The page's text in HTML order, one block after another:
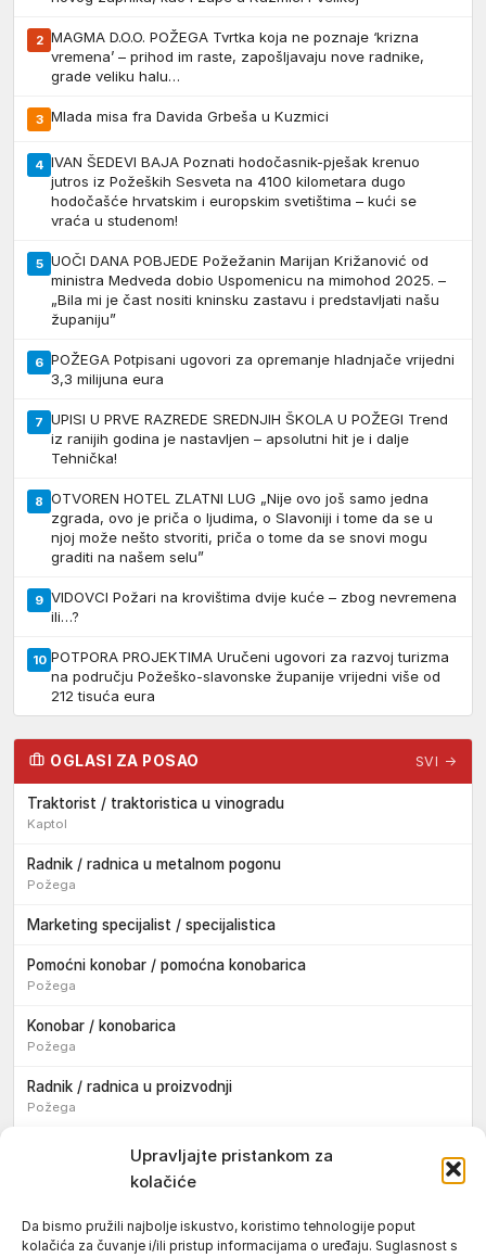
Upravljajte pristankom za
kolačiće
Da bismo pružili najbolje iskustvo, koristimo tehnologije poput
kolačića za čuvanje i/ili pristup informacijama o uređaju. Suglasnost s
2 MAGMA D.O.O. POŽEGA Tvrtka koja ne poznaje ‘krizna
vremena’ – prihod im raste, zapošljavaju nove radnike,
grade veliku halu…
3 Mlada misa fra Davida Grbeša u Kuzmici
4 IVAN ŠEDEVI BAJA Poznati hodočasnik-pješak krenuo
jutros iz Požeških Sesveta na 4100 kilometara dugo
hodočašće hrvatskim i europskim svetištima – kući se
vraća u studenom!
5 UOČI DANA POBJEDE Požežanin Marijan Križanović od
ministra Medveda dobio Uspomenicu na mimohod 2025. –
„Bila mi je čast nositi kninsku zastavu i predstavljati našu
županiju”
6 POŽEGA Potpisani ugovori za opremanje hladnjače vrijedni
3,3 milijuna eura
7 UPISI U PRVE RAZREDE SREDNJIH ŠKOLA U POŽEGI Trend
iz ranijih godina je nastavljen – apsolutni hit je i dalje
Tehnička!
8 OTVOREN HOTEL ZLATNI LUG „Nije ovo još samo jedna
zgrada, ovo je priča o ljudima, o Slavoniji i tome da se u
njoj može nešto stvoriti, priča o tome da se snovi mogu
graditi na našem selu”
9 VIDOVCI Požari na krovištima dvije kuće – zbog nevremena
ili…?
10 POTPORA PROJEKTIMA Uručeni ugovori za razvoj turizma
na području Požeško-slavonske županije vrijedni više od
212 tisuća eura
OGLASI ZA POSAO SVI →
Traktorist / traktoristica u vinogradu
Kaptol
Radnik / radnica u metalnom pogonu
Požega
Marketing specijalist / specijalistica
Pomoćni konobar / pomoćna konobarica
Požega
Konobar / konobarica
Požega
Radnik / radnica u proizvodnji
Požega
Sezonski pomoćni radnik / sezonska pomoćna radnica
Pomoćni pekar / pomoćna pekarica
Pekar / pekarica